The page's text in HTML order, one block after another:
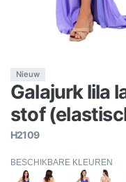
Nieuw
Galajurk lila
stof
H2109
BESCHIKBARE KLEUREN